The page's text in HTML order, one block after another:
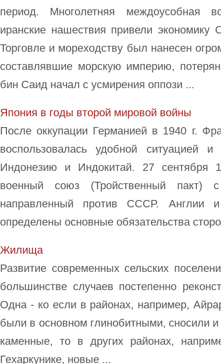
период. Многолетняя междоусобная
иранские нашествия привели экономику
Торговле и мореходству был нанесен
составлявшие морскую империю,
бин Саид начал с усмирения оппози ...
Япония в годы второй мировой войны
После оккупации Германией в 1940 г.
воспользовалась удобной ситуацией
Индонезию и Индокитай. 27 сентября
военный союз (Тройственный пакт)
направленный против СССР.
определены основные обязательства
Жилища
Развитие современных сельских
большинстве случаев постепенно
Одна - ко если в районах, например,
были в основном глинобитными, сносили
каменные, то в других районах,
Гехаркунике, новые ...